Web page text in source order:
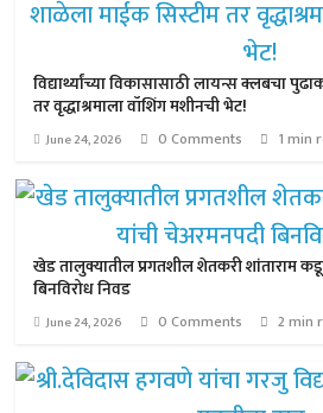
विद्यार्थ्यांच्या विकासासाठी लायन्स क्लबचा
तर वृद्धाश्रमाला वॉशिंग मशीनची भेट!
June 24, 2026 0 Comments 1 min
खेड तालुक्यातील प्रगतशील शेतकरी शांताराम
बिनविरोध निवड
June 24, 2026 0 Comments 2 min